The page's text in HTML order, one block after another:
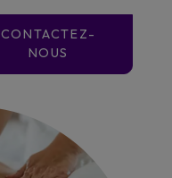
CONTACTEZ-
NOUS